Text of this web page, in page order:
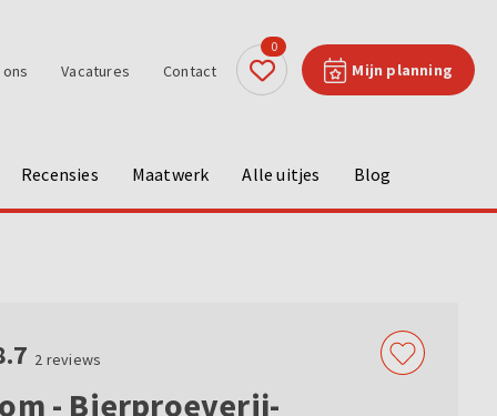
Mijn planning
0
Vacatures Contact
Recensies Maatwerk Alle uitjes Blog
2 reviews
- Bierproeverij-